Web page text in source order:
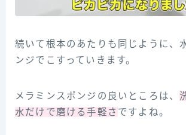
続いて根本のあたりも同じように、
ンジでこすっていきます。
メラミンスポンジの良いところは、
水だけで磨ける手軽さ ですよね。